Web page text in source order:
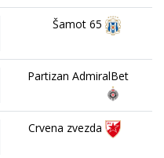
Šamot 65
Partizan AdmiralBet
Crvena zvezda